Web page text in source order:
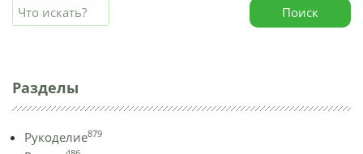
Поиск
Разделы
Рукоделие879